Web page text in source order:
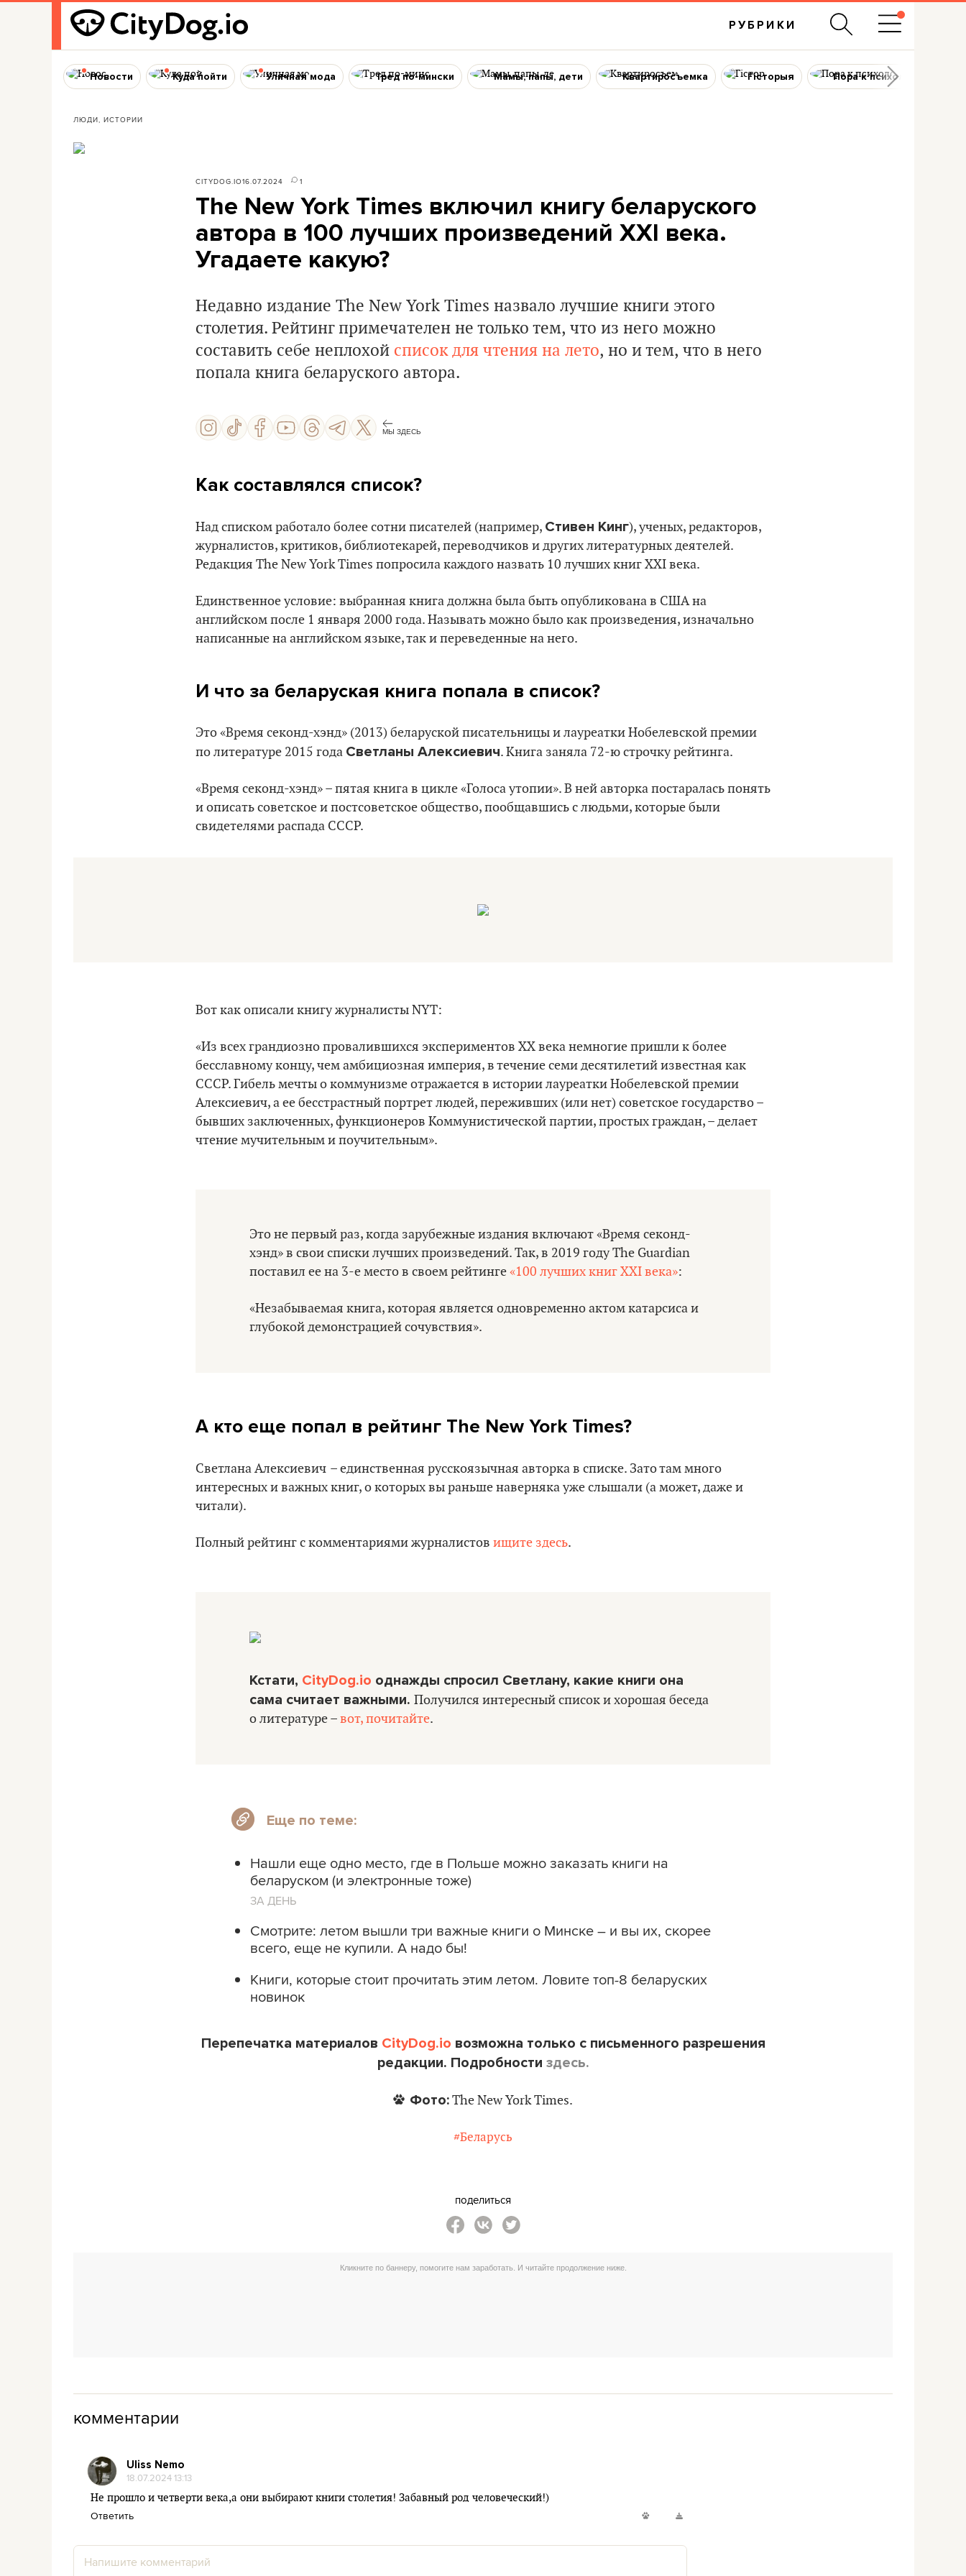
РУБРИКИ
Новости Куда пойти Уличная мода Тред по-мински Мамы, папы, дети Квартиросъемка Гісторыя Пора к психологу
ЛЮДИ, ИСТОРИИ
CITYDOG.IO16.07.2024 1
The New York Times включил книгу беларуского
автора в 100 лучших произведений XXI века.
Угадаете какую?
Недавно издание The New York Times назвало лучшие книги этого
столетия. Рейтинг примечателен не только тем, что из него можно
составить себе неплохой список для чтения на лето, но и тем, что в него
попала книга беларуского автора.
МЫ ЗДЕСЬ
Как составлялся список?
Над списком работало более сотни писателей (например, Стивен Кинг), ученых, редакторов,
журналистов, критиков, библиотекарей, переводчиков и других литературных деятелей.
Редакция The New York Times попросила каждого назвать 10 лучших книг XXI века.
Единственное условие: выбранная книга должна была быть опубликована в США на
английском после 1 января 2000 года. Называть можно было как произведения, изначально
написанные на английском языке, так и переведенные на него.
И что за беларуская книга попала в список?
Это «Время секонд-хэнд» (2013) беларуской писательницы и лауреатки Нобелевской премии
по литературе 2015 года Светланы Алексиевич. Книга заняла 72-ю строчку рейтинга.
«Время секонд-хэнд» – пятая книга в цикле «Голоса утопии». В ней авторка постаралась понять
и описать советское и постсоветское общество, пообщавшись с людьми, которые были
свидетелями распада СССР.
Вот как описали книгу журналисты NYT:
«Из всех грандиозно провалившихся экспериментов XX века немногие пришли к более
бесславному концу, чем амбициозная империя, в течение семи десятилетий известная как
СССР. Гибель мечты о коммунизме отражается в истории лауреатки Нобелевской премии
Алексиевич, а ее бесстрастный портрет людей, переживших (или нет) советское государство –
бывших заключенных, функционеров Коммунистической партии, простых граждан, – делает
чтение мучительным и поучительным».
Это не первый раз, когда зарубежные издания включают «Время секонд-
хэнд» в свои списки лучших произведений. Так, в 2019 году The Guardian
поставил ее на 3-е место в своем рейтинге«100 лучших книг XXI века»:
«Незабываемая книга, которая является одновременно актом катарсиса и
глубокой демонстрацией сочувствия».
А кто еще попал в рейтинг The New York Times?
Светлана Алексиевич – единственная русскоязычная авторка в списке. Зато там много
интересных и важных книг, о которых вы раньше наверняка уже слышали (а может, даже и
читали).
Полный рейтинг с комментариями журналистов ищите здесь.
Кстати, CityDog.io однажды спросил Светлану, какие книги она
сама считает важными. Получился интересный список и хорошая беседа
о литературе –вот, почитайте.
Еще по теме:
Нашли еще одно место, где в Польше можно заказать книги на
беларуском (и электронные тоже)
ЗА ДЕНЬ
Смотрите: летом вышли три важные книги о Минске – и вы их, скорее
всего, еще не купили. А надо бы!
Kниги, которые стоит прочитать этим летом. Ловите топ-8 беларуских
новинок
Перепечатка материалов CityDog.io возможна только с письменного разрешения
редакции. Подробности здесь.
Фото:The New York Times.
#Беларусь
поделиться
комментарии
Uliss Nemo
18.07.2024 13:13
Не прошло и четверти века,а они выбирают книги столетия! Забавный род человеческий!)
Ответить